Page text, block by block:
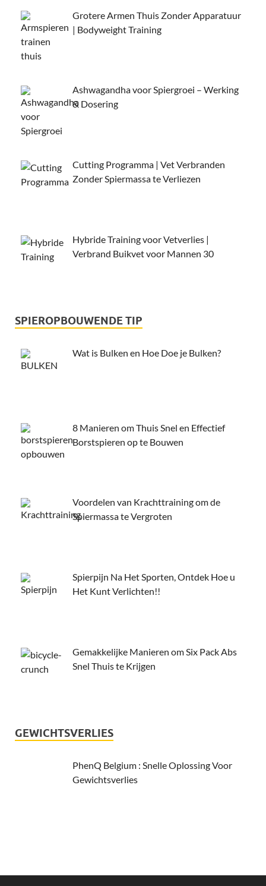
Grotere Armen Thuis Zonder Apparatuur
| Bodyweight Training
Ashwagandha voor Spiergroei – Werking
& Dosering
Cutting Programma | Vet Verbranden
Zonder Spiermassa te Verliezen
Hybride Training voor Vetverlies |
Verbrand Buikvet voor Mannen 30
SPIEROPBOUWENDE TIP
Wat is Bulken en Hoe Doe je Bulken?
8 Manieren om Thuis Snel en Effectief
Borstspieren op te Bouwen
Voordelen van Krachttraining om de
Spiermassa te Vergroten
Spierpijn Na Het Sporten, Ontdek Hoe u
Het Kunt Verlichten!!
Gemakkelijke Manieren om Six Pack Abs
Snel Thuis te Krijgen
GEWICHTSVERLIES
PhenQ Belgium : Snelle Oplossing Voor
Gewichtsverlies